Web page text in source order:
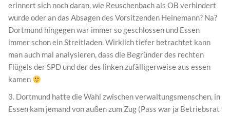
erinnert sich noch daran, wie Reuschenbach als OB verhindert
wurde oder an das Absagen des Vorsitzenden Heinemann? Na?
Dortmund hingegen war immer so geschlossen und Essen
immer schon ein Streitladen. Wirklich tiefer betrachtet kann
man auch mal analysieren, dass die Begründer des rechten
Flügels der SPD und der des linken zufälligerweise aus essen
kamen
3. Dortmund hatte die Wahl zwischen verwaltungsmenschen, in
Essen kam jemand von außen zum Zug (Pass war ja Betriebsrat